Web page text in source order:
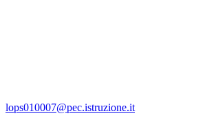
lops010007@pec.istruzione.it